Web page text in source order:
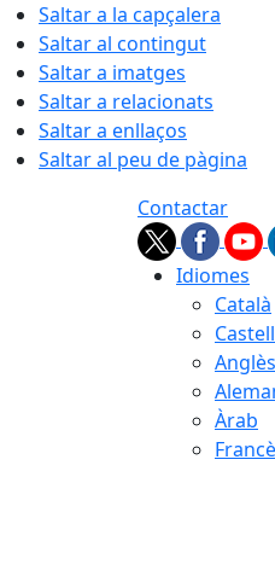
Saltar a la capçalera
Saltar al contingut
Saltar a imatges
Saltar a relacionats
Saltar a enllaços
Saltar al peu de pàgina
Contactar
Idiomes
Català
Anglès
Àrab